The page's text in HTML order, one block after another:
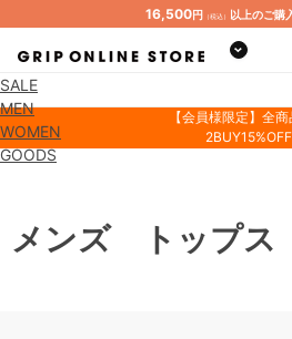
16,500円 （税込） 以上のご購
SALE
MEN
WOMEN
GOODS
【会員様限定】全
2BUY15%OFF
メンズ トップス